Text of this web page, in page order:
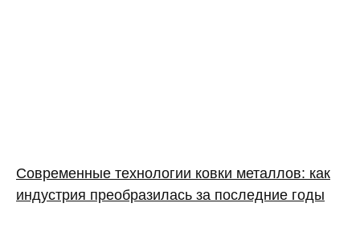
Современные технологии ковки металлов: как
индустрия преобразилась за последние годы